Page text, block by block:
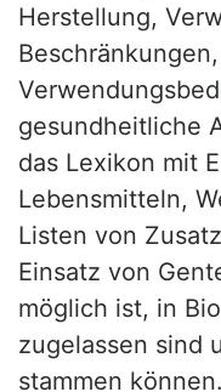
Herstellung,
gesundheitliche
das Lexikon mit
Lebensmitteln,
Listen von
Einsatz von
möglich ist, in
zugelassen sind
stammen können.